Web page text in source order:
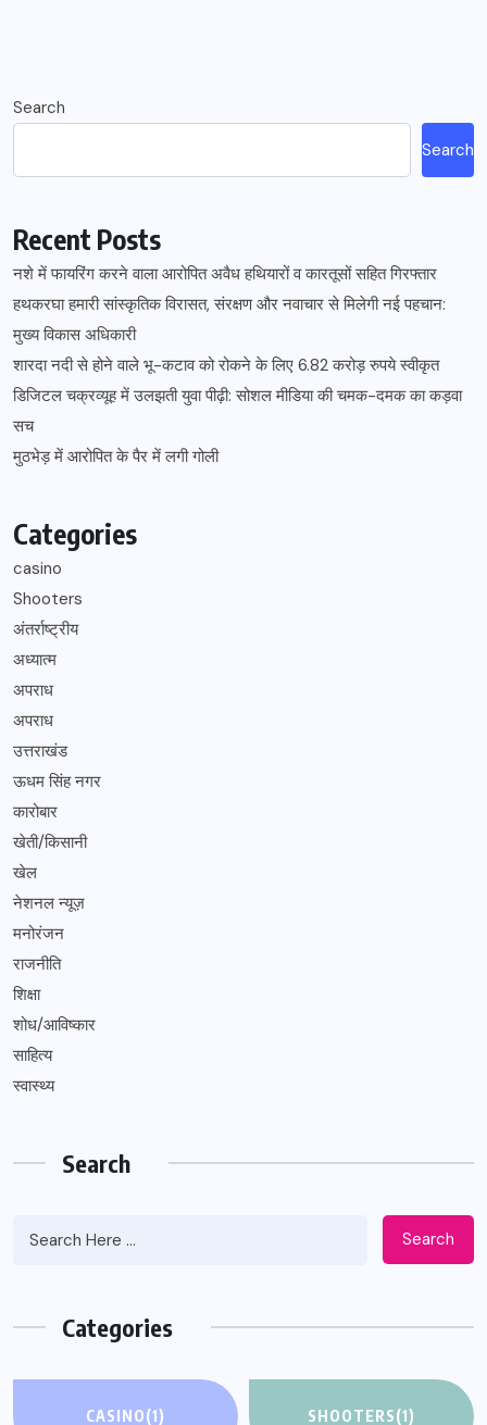
Search
Search
Recent Posts
नशे में फायरिंग करने वाला आरोपित अवैध हथियारों व कारतूसों सहित गिरफ्तार
हथकरघा हमारी सांस्कृतिक विरासत, संरक्षण और नवाचार से मिलेगी नई पहचान:
मुख्य विकास अधिकारी
शारदा नदी से होने वाले भू-कटाव को रोकने के लिए 6.82 करोड़ रुपये स्वीकृत
डिजिटल चक्रव्यूह में उलझती युवा पीढ़ी: सोशल मीडिया की चमक-दमक का कड़वा
सच
मुठभेड़ में आरोपित के पैर में लगी गोली
Categories
casino
Shooters
अंतर्राष्ट्रीय
अध्यात्म
अपराध
अपराध
उत्तराखंड
ऊधम सिंह नगर
कारोबार
खेती/किसानी
खेल
नेशनल न्यूज़
मनोरंजन
राजनीति
शिक्षा
शोध/आविष्कार
साहित्य
स्वास्थ्य
Search
Search
Categories
CASINO(1) SHOOTERS(1)